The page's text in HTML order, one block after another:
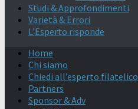
Studi & Approfondimenti
Varietà & Errori
L’Esperto risponde
Home
Chi siamo
Chiedi all’esperto filatelico
Partners
Sponsor & Adv